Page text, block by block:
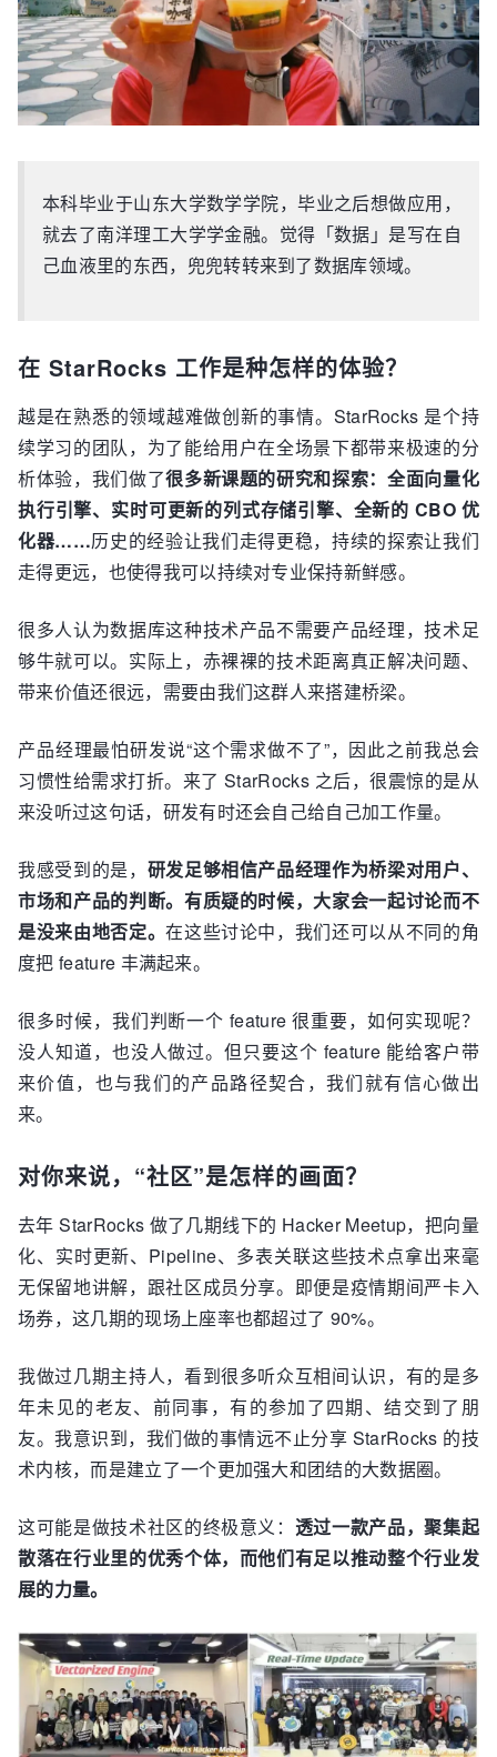
本科毕业于山东大学数学学院，毕业之后想做应用，
就去了南洋理工大学学金融。觉得「数据」是写在自
己血液里的东西，兜兜转转来到了数据库领域。
在 StarRocks 工作是种怎样的体验？
越是在熟悉的领域越难做创新的事情。StarRocks 是个持
续学习的团队，为了能给用户在全场景下都带来极速的分
析体验，我们做了很多新课题的研究和探索：全面向量化
执行引擎、实时可更新的列式存储引擎、全新的 CBO 优
化器……历史的经验让我们走得更稳，持续的探索让我们
走得更远，也使得我可以持续对专业保持新鲜感。
很多人认为数据库这种技术产品不需要产品经理，技术足
够牛就可以。实际上，赤裸裸的技术距离真正解决问题、
带来价值还很远，需要由我们这群人来搭建桥梁。
产品经理最怕研发说“这个需求做不了”，因此之前我总会
习惯性给需求打折。来了 StarRocks 之后，很震惊的是从
来没听过这句话，研发有时还会自己给自己加工作量。
我感受到的是， 研发足够相信产品经理作为桥梁对用户、
市场和产品的判断。有质疑的时候，大家会一起讨论而不
是没来由地否定。在这些讨论中，我们还可以从不同的角
度把 feature 丰满起来。
很多时候，我们判断一个 feature 很重要，如何实现呢？
没人知道，也没人做过。但只要这个 feature 能给客户带
来价值，也与我们的产品路径契合，我们就有信心做出
来。
对你来说，“社区”是怎样的画面？
去年 StarRocks 做了几期线下的 Hacker Meetup，把向量
化、实时更新、Pipeline、多表关联这些技术点拿出来毫
无保留地讲解，跟社区成员分享。即便是疫情期间严卡入
场券，这几期的现场上座率也都超过了 90%。
我做过几期主持人，看到很多听众互相间认识，有的是多
年未见的老友、前同事，有的参加了四期、结交到了朋
友。我意识到，我们做的事情远不止分享 StarRocks 的技
术内核，而是建立了一个更加强大和团结的大数据圈。
这可能是做技术社区的终极意义： 透过一款产品，聚集起
散落在行业里的优秀个体，而他们有足以推动整个行业发
展的力量。